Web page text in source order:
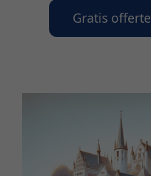
Gratis offerte